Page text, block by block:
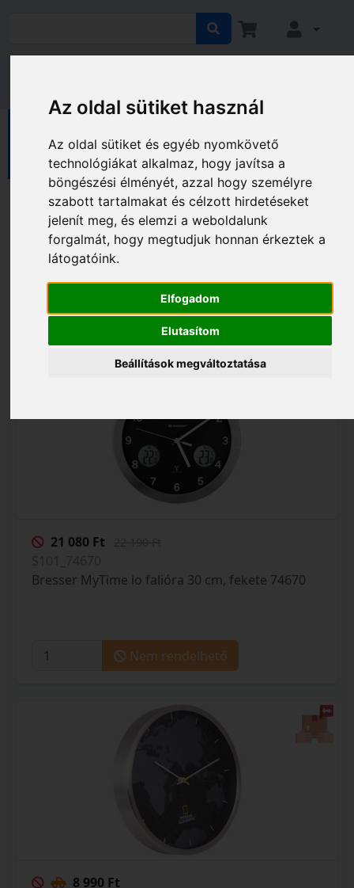
Az oldal sütiket használ
Az oldal sütiket és egyéb nyomkövető
technológiákat alkalmaz, hogy javítsa a
böngészési élményét, azzal hogy személyre
szabott tartalmakat és célzott hirdetéseket
jelenít meg, és elemzi a weboldalunk
forgalmát, hogy megtudjuk honnan érkeztek a
látogatóink.
Elfogadom
Elutasítom
Beállítások megváltoztatása
HÁZ KERT HOBBY
Ház
Szórakoztató elektronika
Faliórák
Faliórák
Gyártó és ár szerinti szűrés
21 080 Ft
Bresser MyTime io falióra 30 cm, fekete 74670
Nem rendelhető
8 990 Ft